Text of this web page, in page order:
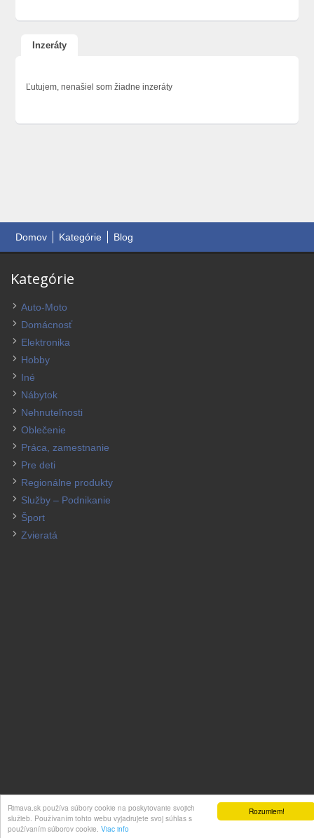
Rozumiem!
Rimava.sk používa súbory cookie na poskytovanie svojich
služieb. Používaním tohto webu vyjadrujete svoj súhlas s
používaním súborov cookie. Viac info
Inzeráty
Ľutujem, nenašiel som žiadne inzeráty
Domov Kategórie Blog
Kategórie
Auto-Moto
Domácnosť
Elektronika
Hobby
Iné
Nábytok
Nehnuteľnosti
Oblečenie
Práca, zamestnanie
Pre deti
Regionálne produkty
Služby – Podnikanie
Šport
Zvieratá
© 2026 Inzeráty na Rimava.sk. All Rights Reserved.